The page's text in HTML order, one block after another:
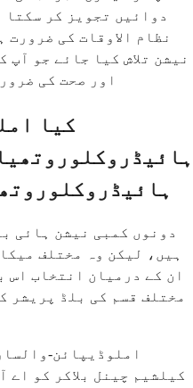
دوائیں تجویز کر سکتا
نظام الاوقات کی
نیشن تلاش کیا جائے جو
اور صحت کی
کیا
دونوں کمبی نیشن ہائی
ہیں، لیکن وہ مختلف
ان کے درمیان انتخاب اس
مختلف قسم کی بلڈ پریشر
املوڈیپائن-
کیلشیم چینل بلاکر کو اے